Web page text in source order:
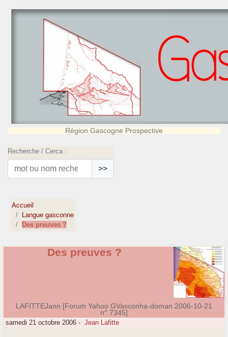
Région Gascogne Prospective
Recherche / Cerca :
>>
Accueil
Langue gasconne
Des preuves ?
Des preuves ?
LAFITTEJann [Forum Yahoo GVasconha-doman 2006-10-21
n° 7345]
samedi 21 octobre 2006 - Jean Lafitte